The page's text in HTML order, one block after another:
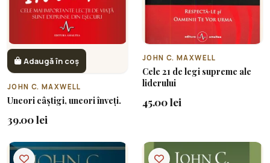
Adaugă în coș
JOHN C. MAXWELL
Uneori câștigi, uneori înveți.
39.00 lei
JOHN C. MAXWELL
Cele 21 de legi supreme ale
liderului
45.00 lei